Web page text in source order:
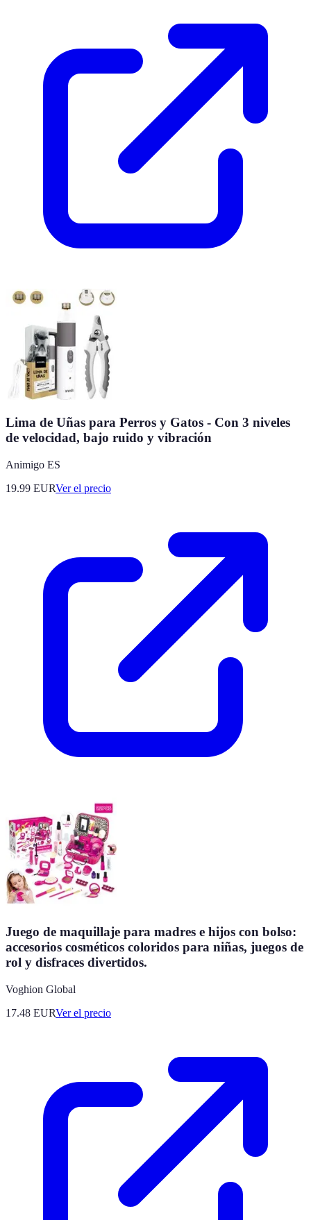
Lima de Uñas para Perros y Gatos - Con 3 niveles
de velocidad, bajo ruido y vibración
Animigo ES
19.99 EURVer el precio
Juego de maquillaje para madres e hijos con bolso:
accesorios cosméticos coloridos para niñas, juegos de
rol y disfraces divertidos.
Voghion Global
17.48 EURVer el precio